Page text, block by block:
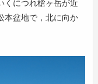
くにつれ槍ヶ岳が近
本盆地で，北に向か